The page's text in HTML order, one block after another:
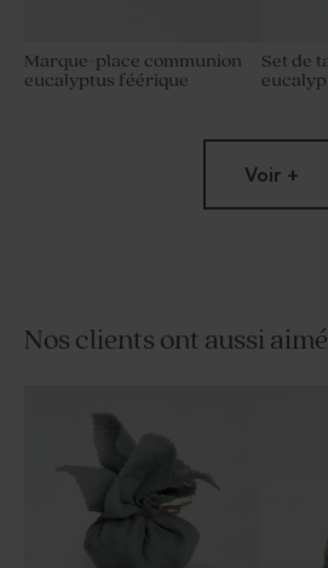
Marque-place communion
eucalyptus féérique
Set de
photo et dorure
Voir +
Nos clients ont aussi